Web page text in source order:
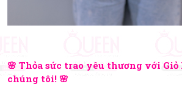
🌸 Thỏa sức trao yêu thương với Giỏ
chúng tôi! 🌸